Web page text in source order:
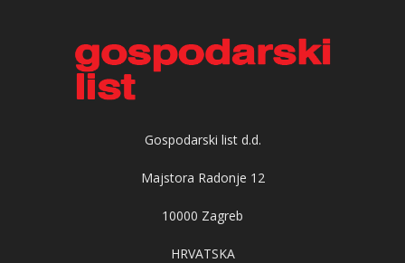
Gospodarski list d.d.
Majstora Radonje 12
10000 Zagreb
HRVATSKA